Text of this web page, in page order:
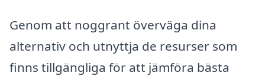
Genom att noggrant överväga dina
alternativ och utnyttja de resurser som
finns tillgängliga för att jämföra bästa